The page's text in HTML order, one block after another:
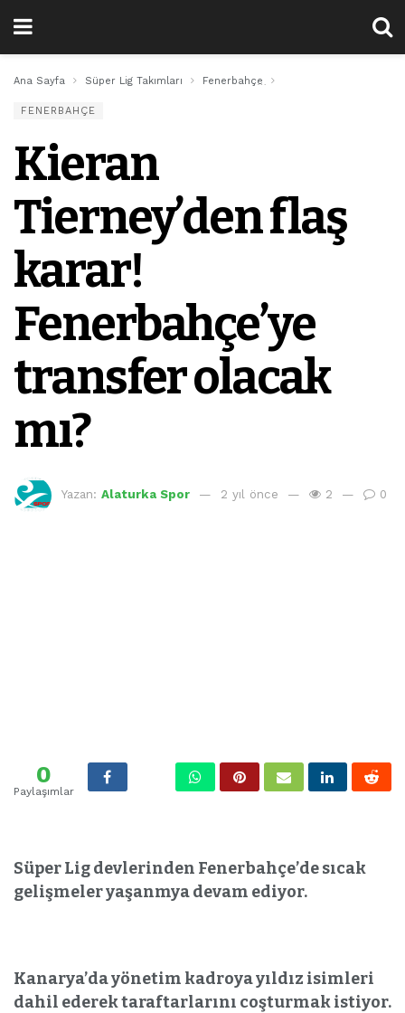
Ana Sayfa Süper Lig Takımları Fenerbahçe
FENERBAHÇE
Kieran
Tierney’den flaş
karar!
Fenerbahçe’ye
transfer olacak
mı?
Yazan: Alaturka Spor 2 yıl önce 2 0
0
Paylaşımlar
Süper Lig devlerinden Fenerbahçe’de sıcak
gelişmeler yaşanmya devam ediyor.
Kanarya’da yönetim kadroya yıldız isimleri
dahil ederek taraftarlarını coşturmak istiyor.